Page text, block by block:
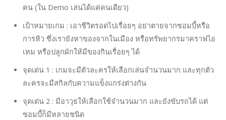
คน (ใน Demo เล่นได้แค่คนเดียว)
เป้าหมายเกม : เอาชีวิตรอดไปเรื่อยๆ อย่าตายจากซอมบี้หรือ
การหิว ซึ่งเรายังหาของจากในเมือง หรือทรัพยากรมาคราฟไอ
เทม หรือปลูกผักให้มีของกินเรื่อยๆ ได้
จุดเด่น 1 : เกมจะมีตัวละครให้เลือกเล่นจำนวนมาก และทุกตัว
ละครจะมีสกิลกับความแข็งแกร่งต่างกัน
จุดเด่น 2 : มีอาวุธให้เลือกใช้จำนวนมาก และยังขับรถได้ แต่
ซอมบี้ก็มีหลายชนิด